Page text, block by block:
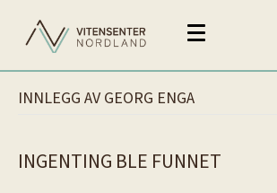
INNLEGG AV GEORG ENGA
INGENTING BLE FUNNET